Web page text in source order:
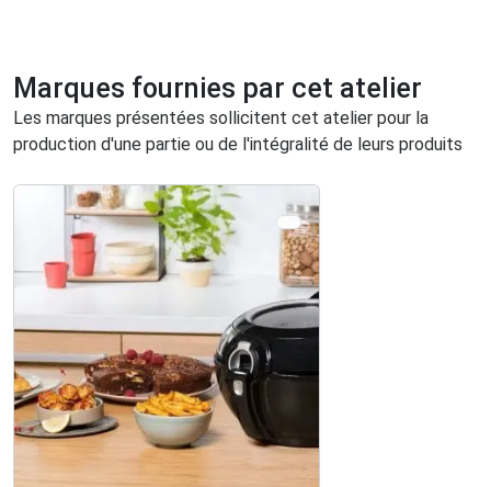
Marques fournies par cet atelier
Les marques présentées sollicitent cet atelier pour la
production d'une partie ou de l'intégralité de leurs produits